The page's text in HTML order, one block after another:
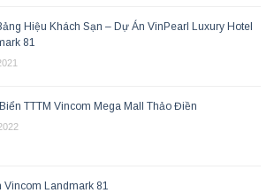
Hiệu Khách Sạn – Dự Án VinPearl Luxury Hotel
81
TTTM Vincom Mega Mall Thảo Điền
Vincom Landmark 81